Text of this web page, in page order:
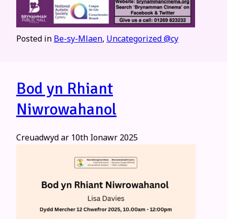
Posted in Be-sy-Mlaen, Uncategorized @cy
Bod yn Rhiant
Niwrowahanol
Creuadwyd ar 10th Ionawr 2025